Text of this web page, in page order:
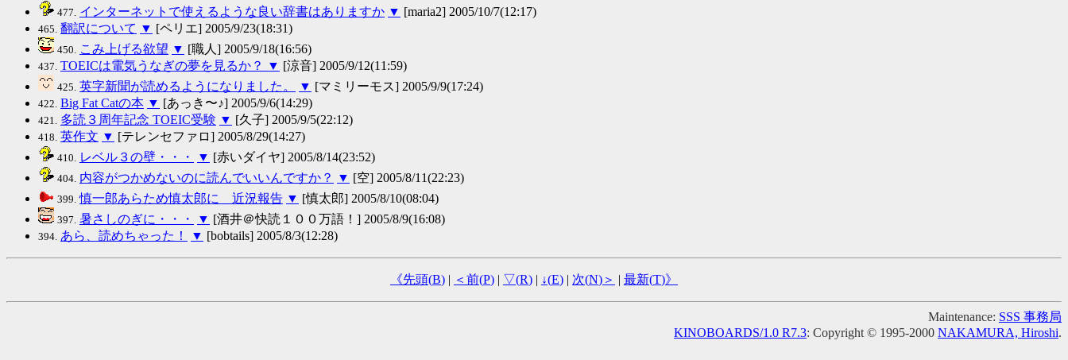
477. インターネットで使えるような良い辞書はありますか ▼ [maria2] 2005/10/7(12:17)
465. 翻訳について ▼ [ペリエ] 2005/9/23(18:31)
450. こみ上げる欲望 ▼ [職人] 2005/9/18(16:56)
437. TOEICは電気うなぎの夢を見るか？ ▼ [涼音] 2005/9/12(11:59)
425. 英字新聞が読めるようになりました。 ▼ [マミリーモス] 2005/9/9(17:24)
422. Big Fat Catの本 ▼ [あっき〜♪] 2005/9/6(14:29)
421. 多読３周年記念 TOEIC受験 ▼ [久子] 2005/9/5(22:12)
418. 英作文 ▼ [テレンセファロ] 2005/8/29(14:27)
410. レベル３の壁・・・ ▼ [赤いダイヤ] 2005/8/14(23:52)
404. 内容がつかめないのに読んでいいんですか？ ▼ [空] 2005/8/11(22:23)
399. 慎一郎あらため慎太郎に 近況報告 ▼ [慎太郎] 2005/8/10(08:04)
397. 暑さしのぎに・・・ ▼ [酒井＠快読１００万語！] 2005/8/9(16:08)
394. あら、読めちゃった！ ▼ [bobtails] 2005/8/3(12:28)
《先頭(B) | ＜前(P) | ▽(R) | ↓(E) | 次(N)＞ | 最新(T)》
Maintenance: SSS 事務局
KINOBOARDS/1.0 R7.3: Copyright © 1995-2000 NAKAMURA, Hiroshi.